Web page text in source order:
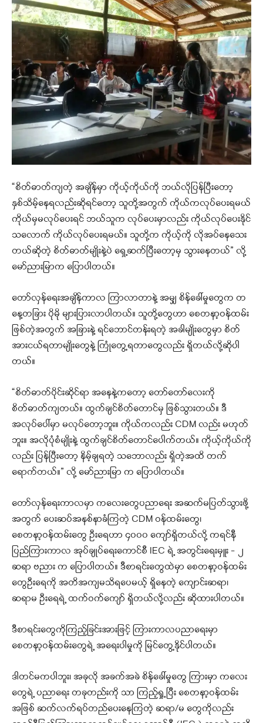
“စိတ်ဓာတ်ကျတဲ့ အချိန်မှာ ကိုယ့်ကိုယ်ကို ဘယ်လိုပြန်ပြီးတော့
နှစ်သိမ့်နေရလည်းဆိုရင်တော့ သူတို့အတွက် ကိုယ်ကလုပ်ပေးရမယ်
ကိုယ်မှမလုပ်ပေးရင် ဘယ်သူက လုပ်ပေးမှာလည်း ကိုယ်လုပ်ပေးနိုင်
သလောက် ကိုယ်လုပ်ပေးရမယ်။ သူတို့က ကိုယ့်ကို လိုအပ်နေသေး
တယ်ဆိုတဲ့ စိတ်ဓာတ်မျိုးနဲ့ပဲ ရှေ့ဆက်ပြီးတော့မှ သွားနေတယ်” လို့
မော်ညားမြာက ပြောပါတယ်။
တော်လှန်ရေးအချိန်ကာလ ကြာလာတာနဲ့ အမျှ စိန်ခေါ်မှုတွေက တ
နေ့တခြား ပိုမို များပြားလာပါတယ်။ သူတို့တွေဟာ စေတနာ့ဝန်ထမ်း
ဖြစ်တဲ့အတွက် အခြားနဲ့ ရင်ဘောင်တန်းရတဲ့ အခါမျိုးတွေမှာ စိတ်
အားငယ်ရတာမျိုးတွေနဲ့ ကြုံတွေ့ရတာတွေလည်း ရှိတယ်လို့ဆိုပါ
တယ်။
“စိတ်ဓာတ်ပိုင်းဆိုင်ရာ အနေနဲ့ကတော့ တော်တော်လေးကို
စိတ်ဓာတ်ကျတယ်။ ထွက်ချင်စိတ်တောင်မှ ဖြစ်သွားတယ်။ ဒီ
အလုပ်ပေါ်မှာ မလုပ်တော့ဘူး။ ကိုယ်ကလည်း CDM လည်း မဟုတ်
ဘူး။ အလိုပုံစံမျိုးနဲ့ ထွက်ချင်စိတ်တောင်ပေါက်တယ်။ ကိုယ့်ကိုယ်ကို
လည်း ပြန်ပြီးတော့ နိမ့်ချရတဲ့ သဘောလည်း ရှိတဲ့အထိ တက်
ရောက်တယ်။” လို့ မော်ညားမြာ က ပြောပါတယ်။
တော်လှန်ရေးကာလမှာ ကလေးတွေပညာရေး အဆက်မပြတ်သွားဖို့
အတွက် ပေးဆပ်အနစ်နာခံကြတဲ့ CDM ဝန်ထမ်းတွေ၊
စေတနာ့ဝန်ထမ်းတွေ ဦးရေဟာ ၄၀၀၀ ကျော်ရှိတယ်လို့ ကရင်နီ
ပြည်ကြားကာလ အုပ်ချုပ်ရေးကောင်စီ IEC ရဲ့ အတွင်းရေးမှူး – ၂
ဆရာ ဗညား က ပြောပါတယ်။ ဒီစာရင်းတွေထဲမှာ စေတနာ့ဝန်ထမ်း
တွေဦးရေကို အတိအကျမသိရပေမယ့် ရှိနေတဲ့ ကျောင်းဆရာ၊
ဆရာမ ဦးရေရဲ့ ထက်ဝက်ကျော် ရှိတယ်လို့လည်း ဆိုထားပါတယ်။
ဒီစာရင်းတွေကိုကြည့်ခြင်းအားဖြင့် ကြားကာလပညာရေးမှာ
စေတနာ့ဝန်ထမ်းတွေရဲ့ အရေးပါမှုကို မြင်တွေ့နိုင်ပါတယ်။
ဒါတင်မကပါဘူး၊ အခုလို အခက်အခဲ စိန်ခေါ်မှုတွေ ကြားမှာ ကလေး
တွေရဲ့ ပညာရေး တခုတည်းကို သာ ကြည့်ရှု့ပြီး စေတနာ့ဝန်ထမ်း
အဖြစ် ဆက်လက်ရပ်တည်ပေးနေကြတဲ့ ဆရာ/မ တွေကိုလည်း